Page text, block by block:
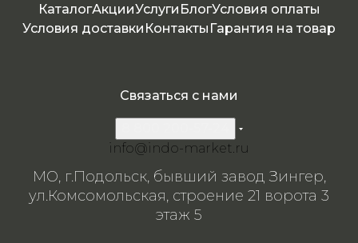
КаталогАкцииУслуги БлогУсловия оплаты
Условия доставки Контакты Гарантия на товар
Связаться с нами
info@indo-market.ru
МО, г.Подольск, бывший завод Зингер,
ул.Комсомольская, строение 21 ворота 3
этаж 5